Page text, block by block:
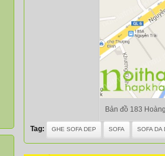
Bản đồ 183
Tag: GHE SOFA DEP SOFA SOFA DA